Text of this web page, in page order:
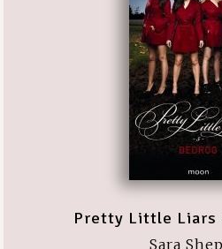
Pretty Little Liars
Sara